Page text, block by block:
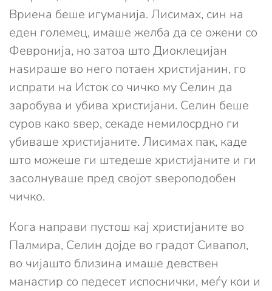
Вриена беше игуманија. Лисимах, син на
еден големец, имаше желба да се ожени со
Февронија, но затоа што Диоклецијан
наѕираше во него потаен христијанин, го
испрати на Исток со чичко му Селин да
заробува и убива христијани. Селин беше
суров како ѕвер, секаде немилосрдно ги
убивашe христијаните. Лисимах пак, каде
што можеше ги штедеше христијаните и ги
засолнуваше пред својот ѕвероподобен
чичко.
Кога направи пустош кај христијаните во
Палмира, Селин дојде во градот Сивапол,
во чијашто близина имаше девствен
манастир со педесет испоснички, меѓу кои и